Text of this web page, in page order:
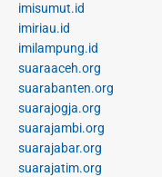
imisumut.id
imiriau.id
imilampung.id
suaraaceh.org
suarabanten.org
suarajogja.org
suarajambi.org
suarajabar.org
suarajatim.org